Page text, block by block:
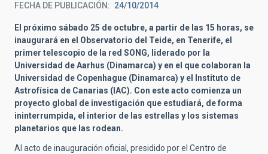
FECHA DE PUBLICACIÓN 24/10/2014
El próximo sábado 25 de octubre, a partir de las 15 horas, se
inaugurará en el Observatorio del Teide, en Tenerife, el
primer telescopio de la red SONG, liderado por la
Universidad de Aarhus (Dinamarca) y en el que colaboran la
Universidad de Copenhague (Dinamarca) y el Instituto de
Astrofísica de Canarias (IAC). Con este acto comienza un
proyecto global de investigación que estudiará, de forma
ininterrumpida, el interior de las estrellas y los sistemas
planetarios que las rodean.
Al acto de inauguración oficial, presidido por el Centro de